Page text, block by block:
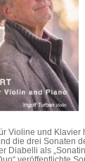
Violine und
die drei Sonaten
Diabelli als
veröffentlichte